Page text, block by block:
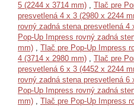
5 (2244 x 3714 mm) , Tlač pre
presvetlená 4 x 3 (2980 x 2244
rovný zadná stena presvetlená 4
Pop-Up Impress rovný zadná
mm) , Tlač pre Pop-Up Impress
4 (3714 x 2980 mm) , Tlač pre
presvetlená 6 x 3 (4452 x 2244
rovný zadná stena presvetlená 6
Pop-Up Impress rovný zadná
mm) , Tlač pre Pop-Up Impress